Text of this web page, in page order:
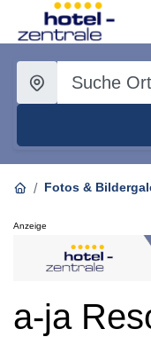
Fotos &
Anzeige
a-ja